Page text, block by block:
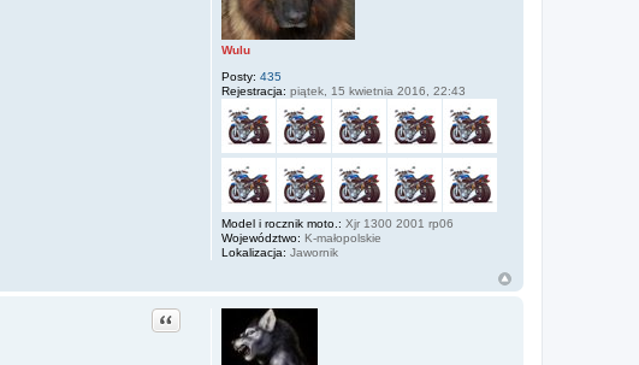
ę
z
z
i
w
Wulu
Posty: 435
Rejestracja: piątek, 15 kwietnia 2016, 22:43
Model i rocznik moto.: Xjr 1300 2001 rp06
Województwo: K-małopolskie
Lokalizacja: Jawornik
Cytuj